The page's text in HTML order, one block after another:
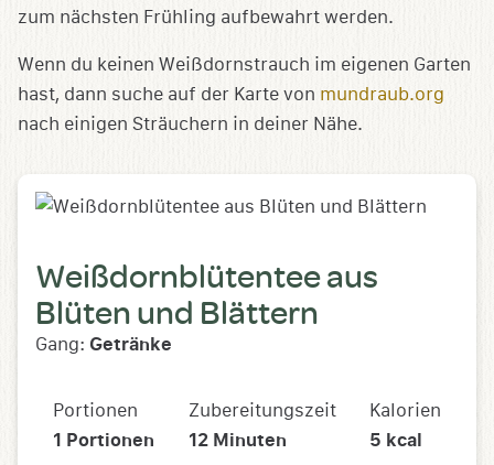
zum nächsten Frühling aufbewahrt werden.
Wenn du keinen Weißdornstrauch im eigenen Garten
hast, dann suche auf der Karte von mundraub.org
nach einigen Sträuchern in deiner Nähe.
Weißdornblütentee aus
Blüten und Blättern
Gang: Getränke
Portionen
1 Portionen
Zubereitungszeit
12 Minuten
Kalorien
5 kcal